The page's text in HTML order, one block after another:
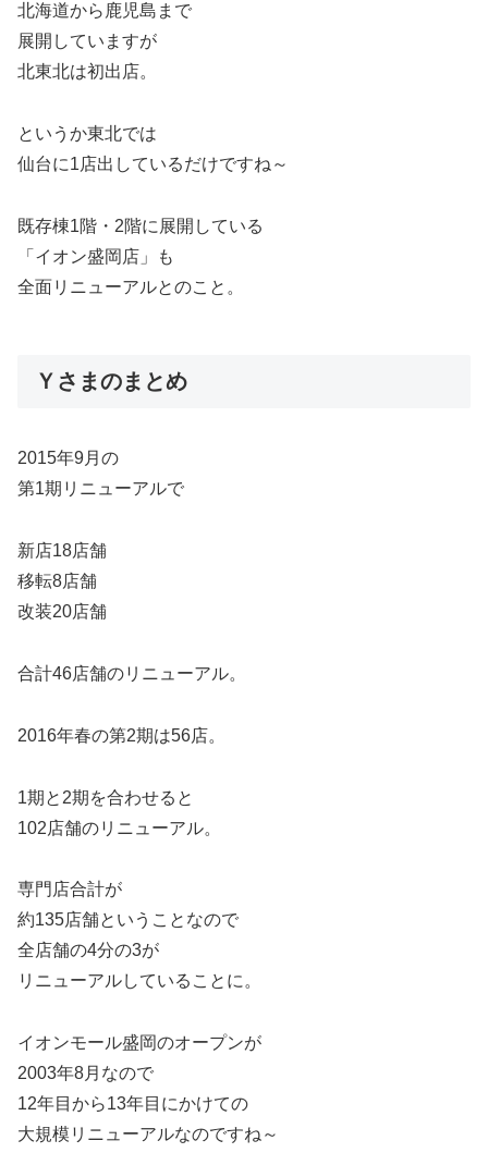
北海道から鹿児島まで
展開していますが
北東北は初出店。
というか東北では
仙台に1店出しているだけですね～
既存棟1階・2階に展開している
「イオン盛岡店」も
全面リニューアルとのこと。
Ｙさまのまとめ
2015年9月の
第1期リニューアルで
新店18店舗
移転8店舗
改装20店舗
合計46店舗のリニューアル。
2016年春の第2期は56店。
1期と2期を合わせると
102店舗のリニューアル。
専門店合計が
約135店舗ということなので
全店舗の4分の3が
リニューアルしていることに。
イオンモール盛岡のオープンが
2003年8月なので
12年目から13年目にかけての
大規模リニューアルなのですね～